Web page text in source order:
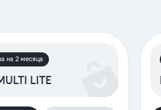
на 2 месяца
LITE